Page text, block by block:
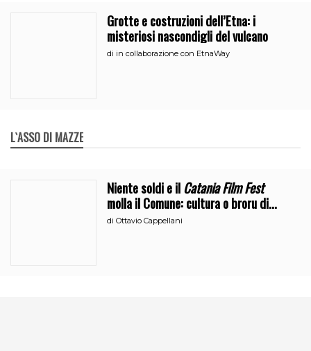
Grotte e costruzioni dell’Etna: i
misteriosi nascondigli del vulcano
di in collaborazione con EtnaWay
L`ASSO DI MAZZE
Niente soldi e ilCatania Film Fest
molla il Comune: cultura o broru di
ciciri?
diOttavio Cappellani